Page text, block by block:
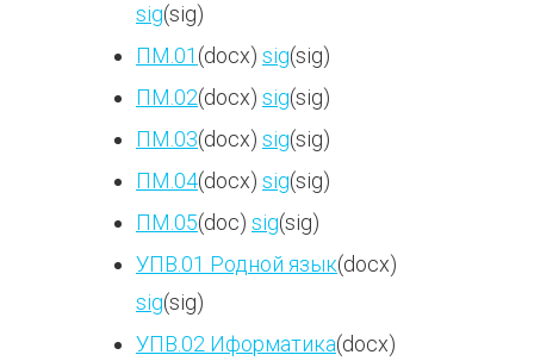
sig(sig)
ПМ.01 (docx) sig(sig)
ПМ.02(docx) sig(sig)
ПМ.03(docx) sig(sig)
ПМ.04(docx) sig(sig)
ПМ.05(doc) sig(sig)
УПВ.01 Родной язык(docx)
sig(sig)
УПВ.02 Иформатика(docx)